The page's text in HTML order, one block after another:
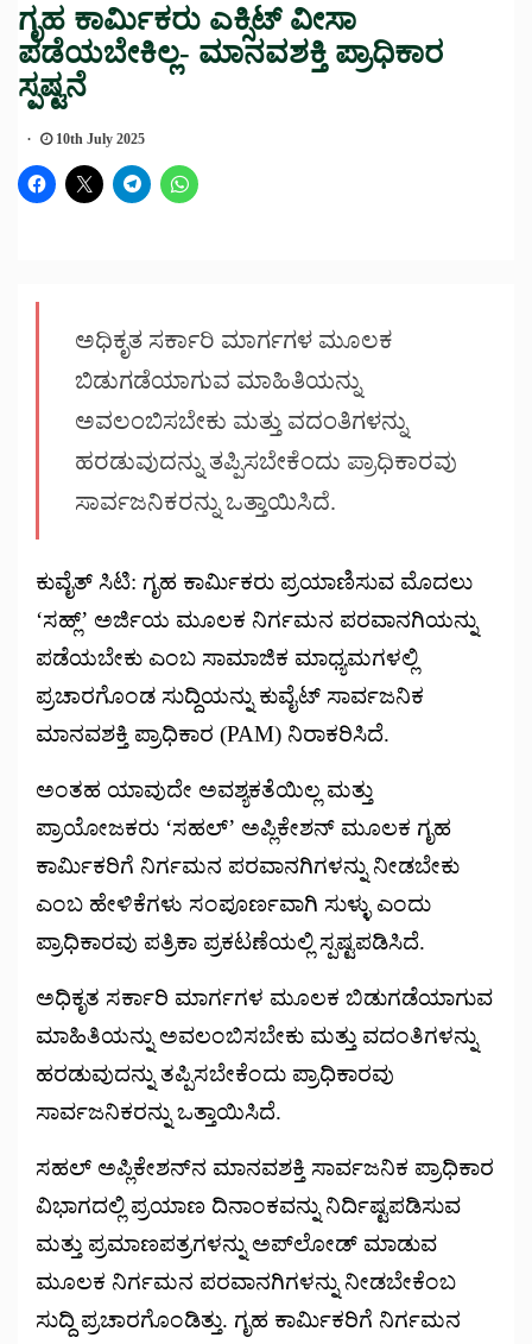
ಗೃಹ ಕಾರ್ಮಿಕರು ಎಕ್ಸಿಟ್ ವೀಸಾ
ಪಡೆಯಬೇಕಿಲ್ಲ- ಮಾನವಶಕ್ತಿ ಪ್ರಾಧಿಕಾರ
ಸ್ಪಷ್ಟನೆ
10th July 2025
ಅಧಿಕೃತ ಸರ್ಕಾರಿ ಮಾರ್ಗಗಳ ಮೂಲಕ
ಬಿಡುಗಡೆಯಾಗುವ ಮಾಹಿತಿಯನ್ನು
ಅವಲಂಬಿಸಬೇಕು ಮತ್ತು ವದಂತಿಗಳನ್ನು
ಹರಡುವುದನ್ನು ತಪ್ಪಿಸಬೇಕೆಂದು ಪ್ರಾಧಿಕಾರವು
ಸಾರ್ವಜನಿಕರನ್ನು ಒತ್ತಾಯಿಸಿದೆ.
ಕುವೈತ್ ಸಿಟಿ: ಗೃಹ ಕಾರ್ಮಿಕರು ಪ್ರಯಾಣಿಸುವ ಮೊದಲು
‘ಸಹ್ಲ್’ ಅರ್ಜಿಯ ಮೂಲಕ ನಿರ್ಗಮನ ಪರವಾನಗಿಯನ್ನು
ಪಡೆಯಬೇಕು ಎಂಬ ಸಾಮಾಜಿಕ ಮಾಧ್ಯಮಗಳಲ್ಲಿ
ಪ್ರಚಾರಗೊಂಡ ಸುದ್ದಿಯನ್ನು ಕುವೈಟ್ ಸಾರ್ವಜನಿಕ
ಮಾನವಶಕ್ತಿ ಪ್ರಾಧಿಕಾರ (PAM) ನಿರಾಕರಿಸಿದೆ.
ಅಂತಹ ಯಾವುದೇ ಅವಶ್ಯಕತೆಯಿಲ್ಲ ಮತ್ತು
ಪ್ರಾಯೋಜಕರು ‘ಸಹಲ್’ ಅಪ್ಲಿಕೇಶನ್ ಮೂಲಕ ಗೃಹ
ಕಾರ್ಮಿಕರಿಗೆ ನಿರ್ಗಮನ ಪರವಾನಗಿಗಳನ್ನು ನೀಡಬೇಕು
ಎಂಬ ಹೇಳಿಕೆಗಳು ಸಂಪೂರ್ಣವಾಗಿ ಸುಳ್ಳು ಎಂದು
ಪ್ರಾಧಿಕಾರವು ಪತ್ರಿಕಾ ಪ್ರಕಟಣೆಯಲ್ಲಿ ಸ್ಪಷ್ಟಪಡಿಸಿದೆ.
ಅಧಿಕೃತ ಸರ್ಕಾರಿ ಮಾರ್ಗಗಳ ಮೂಲಕ ಬಿಡುಗಡೆಯಾಗುವ
ಮಾಹಿತಿಯನ್ನು ಅವಲಂಬಿಸಬೇಕು ಮತ್ತು ವದಂತಿಗಳನ್ನು
ಹರಡುವುದನ್ನು ತಪ್ಪಿಸಬೇಕೆಂದು ಪ್ರಾಧಿಕಾರವು
ಸಾರ್ವಜನಿಕರನ್ನು ಒತ್ತಾಯಿಸಿದೆ.
ಸಹಲ್ ಅಪ್ಲಿಕೇಶನ್‌ನ ಮಾನವಶಕ್ತಿ ಸಾರ್ವಜನಿಕ ಪ್ರಾಧಿಕಾರ
ವಿಭಾಗದಲ್ಲಿ ಪ್ರಯಾಣ ದಿನಾಂಕವನ್ನು ನಿರ್ದಿಷ್ಟಪಡಿಸುವ
ಮತ್ತು ಪ್ರಮಾಣಪತ್ರಗಳನ್ನು ಅಪ್‌ಲೋಡ್ ಮಾಡುವ
ಮೂಲಕ ನಿರ್ಗಮನ ಪರವಾನಗಿಗಳನ್ನು ನೀಡಬೇಕೆಂಬ
ಸುದ್ದಿ ಪ್ರಚಾರಗೊಂಡಿತ್ತು. ಗೃಹ ಕಾರ್ಮಿಕರಿಗೆ ನಿರ್ಗಮನ